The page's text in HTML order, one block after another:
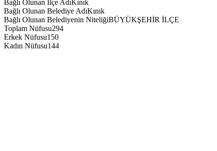
Bağlı Olunan İlçe AdıKınık
Bağlı Olunan Belediye AdıKınık
Bağlı Olunan Belediyenin NiteliğiBÜYÜKŞEHİR İLÇE
Toplam Nüfusu294
Erkek Nüfusu150
Kadın Nüfusu144